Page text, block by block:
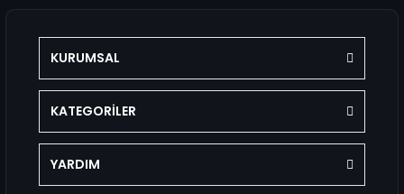
KURUMSAL
KATEGORİLER
YARDIM